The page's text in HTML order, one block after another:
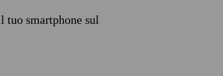
tuo smartphone sul